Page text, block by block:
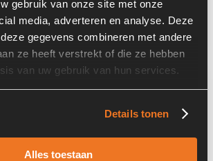
gebruik van onze site met onze
media, adverteren en analyse. Deze
gegevens combineren met andere
ze heeft verstrekt of die ze hebben
van uw gebruik van hun services.
Details tonen
Alles toestaan
Nederland
beschik